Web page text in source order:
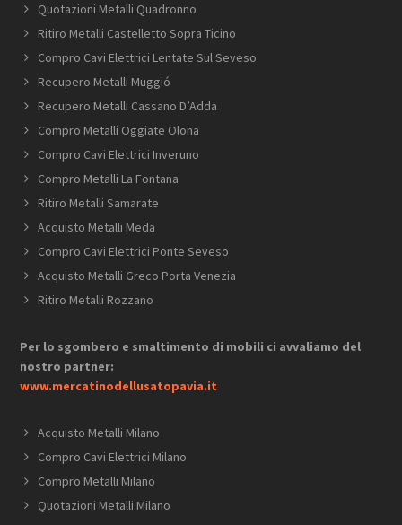
Quotazioni Metalli Quadronno
Ritiro Metalli Castelletto Sopra Ticino
Compro Cavi Elettrici Lentate Sul Seveso
Recupero Metalli Muggió
Recupero Metalli Cassano D’Adda
Compro Metalli Oggiate Olona
Compro Cavi Elettrici Inveruno
Compro Metalli La Fontana
Ritiro Metalli Samarate
Acquisto Metalli Meda
Compro Cavi Elettrici Ponte Seveso
Acquisto Metalli Greco Porta Venezia
Ritiro Metalli Rozzano
Per lo sgombero e smaltimento di mobili ci avvaliamo del
nostro partner:
www.mercatinodellusatopavia.it
Acquisto Metalli Milano
Compro Cavi Elettrici Milano
Compro Metalli Milano
Quotazioni Metalli Milano